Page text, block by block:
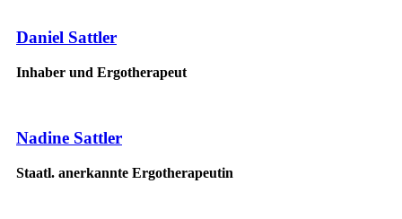
Daniel Sattler
Inhaber und Ergotherapeut
Nadine Sattler
Staatl. anerkannte Ergotherapeutin